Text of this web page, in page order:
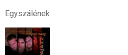
Egyszálének